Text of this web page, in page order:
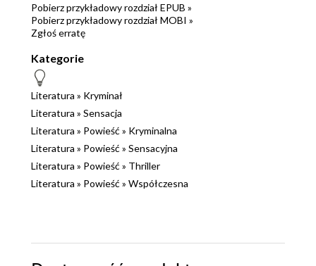
Pobierz przykładowy rozdział EPUB »
Pobierz przykładowy rozdział MOBI »
Zgłoś erratę
Kategorie
Literatura » Kryminał
Literatura » Sensacja
Literatura » Powieść » Kryminalna
Literatura » Powieść » Sensacyjna
Literatura » Powieść » Thriller
Literatura » Powieść » Współczesna